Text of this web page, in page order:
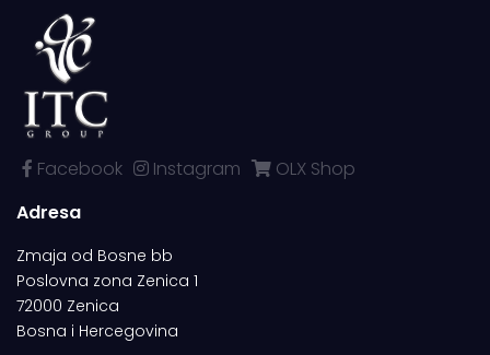
Facebook Instagram
OLX Shop
Adresa
Zmaja od Bosne bb
Poslovna zona Zenica 1
72000 Zenica
Bosna i Hercegovina